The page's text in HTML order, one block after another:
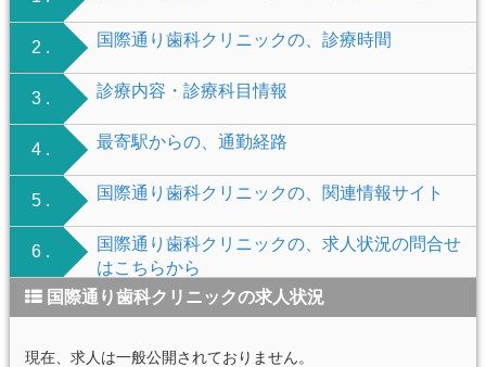
2 . 国際通り歯科クリニックの、診療時間
3 . 診療内容・診療科目情報
4 . 最寄駅からの、通勤経路
5 . 国際通り歯科クリニックの、関連情報サイト
6 .
国際通り歯科クリニックの、求人状況の問合せ
はこちらから
国際通り歯科クリニックの求人状況
現在、求人は一般公開されておりません。